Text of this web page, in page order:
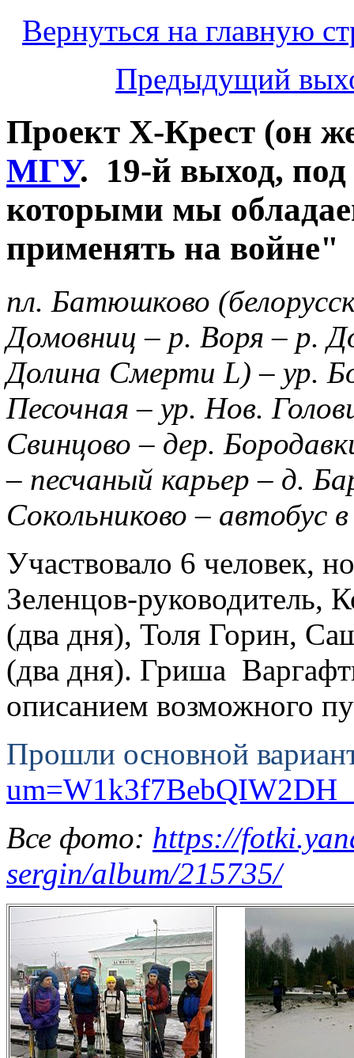
Вернуться на главную
Предыдущий
Проект Х-Крест (он
МГУ. 19-й выход,
которыми мы
применять на войне"
пл. Батюшково
Домовниц – р. Воря – р.
Долина Смерти L) – ур.
Песочная – ур. Нов.
Свинцово – дер.
– песчаный карьер – д.
Сокольниково – автобус
Участвовало 6 человек,
Зеленцов-руководитель,
(два дня), Толя Горин,
(два дня). Гриша
описанием возможного
Прошли основной
Все фото: https://
sergin/album/215735/